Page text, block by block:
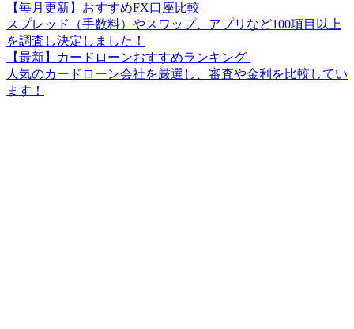
【毎月更新】おすすめFX口座比較
スプレッド（手数料）やスワップ、アプリなど100項目以上
を調査し決定しました！
【最新】カードローンおすすめランキング
人気のカードローン会社を厳選し、審査や金利を比較してい
ます！